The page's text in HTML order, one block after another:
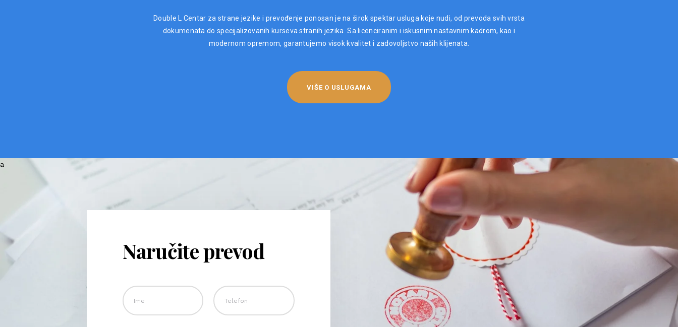
Double L Centar za strane jezike i prevođenje ponosan je na širok spektar usluga koje nudi, od prevoda svih vrsta
dokumenata do specijalizovanih kurseva stranih jezika. Sa licenciranim i iskusnim nastavnim kadrom, kao i
modernom opremom, garantujemo visok kvalitet i zadovoljstvo naših klijenata.
VIŠE O USLUGAMA
Naručite prevod